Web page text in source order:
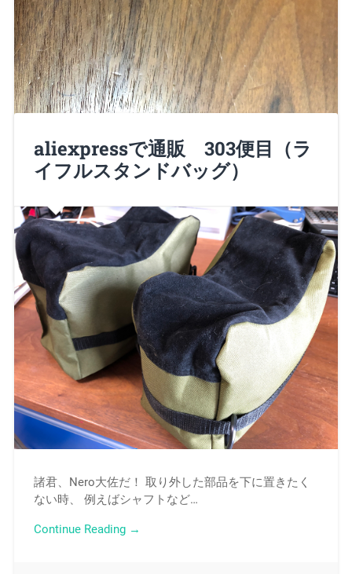
諸君、Nero大佐だ！ 色々とポーチなどを手に入れて
いるが、 モールシステムのポ…
Continue Reading →
2018/07/29 0
aliexpressで通販 303便目（ラ
イフルスタンドバッグ）
諸君、Nero大佐だ！ 取り外した部品を下に置きたく
ない時、 例えばシャフトなど…
Continue Reading →